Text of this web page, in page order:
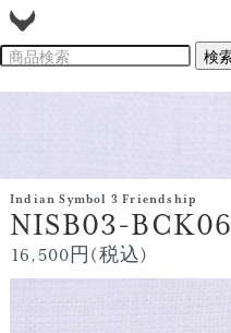
Indian Symbol 3 Friendship
NISB03-BCK06
16,500円(税込)